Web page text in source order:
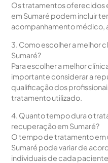
Os tratamentos oferecidos
em Sumaré podem incluir
acompanhamento médico,
3. Como escolher a melhor
Sumaré?
Para escolher a melhor
importante considerar a
qualificação dos
tratamento utilizado.
4. Quanto tempo dura o
recuperação em Sumaré?
O tempo de tratamento em
Sumaré pode variar de
individuais de cada